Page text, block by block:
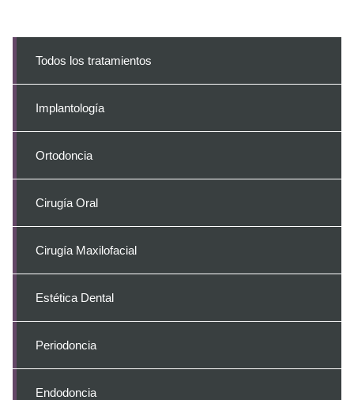
Todos los tratamientos
Implantología
Ortodoncia
Cirugía Oral
Cirugía Maxilofacial
Estética Dental
Periodoncia
Endodoncia